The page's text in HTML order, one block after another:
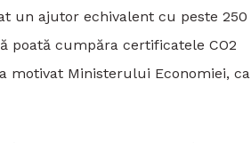
un ajutor echivalent cu peste 250
poată cumpăra certificatele CO2
motivat Ministerului Economiei,